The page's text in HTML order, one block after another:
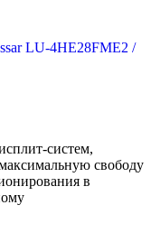
LU-4HE28FME2 /
систем,
свободу
в